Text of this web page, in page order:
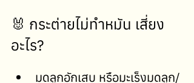
🐰 กระต่ายไม่ทำหมัน เสี่ยง
อะไร?
มดลูกอักเสบ หรือมะเร็งมดลูก/